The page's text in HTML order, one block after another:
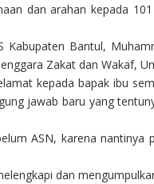
dan arahan kepada
Bantul,
Zakat dan Wakaf,
kepada bapak ibu
jawab baru yang
ASN, karena nantinya
dan